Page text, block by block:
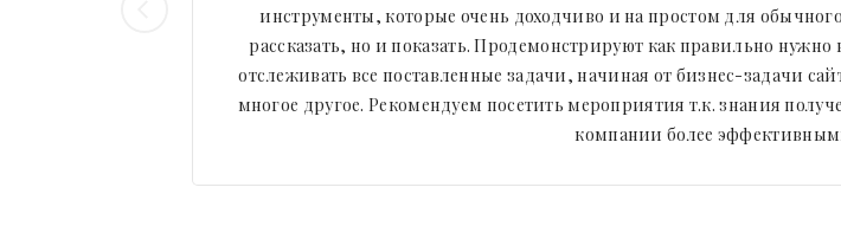
инструменты, которые очень доходчиво и на простом для
рассказать, но и показать. Продемонстрируют как правильно
отслеживать все поставленные задачи, начиная от бизнес-задачи
многое другое. Рекомендуем посетить мероприятия т.к. знания
компании более